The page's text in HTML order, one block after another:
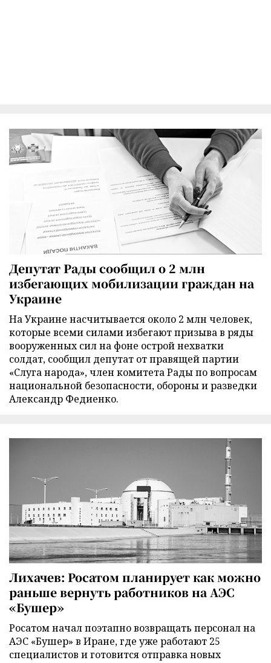
Депутат Рады сообщил о 2 млн
избегающих мобилизации граждан на
Украине
На Украине насчитывается около 2 млн человек,
которые всеми силами избегают призыва в ряды
вооруженных сил на фоне острой нехватки
солдат, сообщил депутат от правящей партии
«Слуга народа», член комитета Рады по вопросам
национальной безопасности, обороны и разведки
Александр Федиенко.
Лихачев: Росатом планирует как можно
раньше вернуть работников на АЭС
«Бушер»
Росатом начал поэтапно возвращать персонал на
АЭС «Бушер» в Иране, где уже работают 25
специалистов и готовится отправка новых